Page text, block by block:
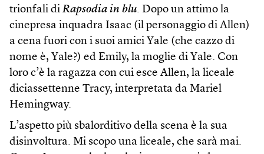
trionfali di Rapsodia in blu. Dopo un attimo la
cinepresa inquadra Isaac (il personaggio di Allen)
a cena fuori con i suoi amici Yale (che cazzo di
nome è, Yale?) ed Emily, la moglie di Yale. Con
loro c’è la ragazza con cui esce Allen, la liceale
diciassettenne Tracy, interpretata da Mariel
Hemingway.
L’aspetto più sbalorditivo della scena è la sua
disinvoltura. Mi scopo una liceale, che sarà mai.